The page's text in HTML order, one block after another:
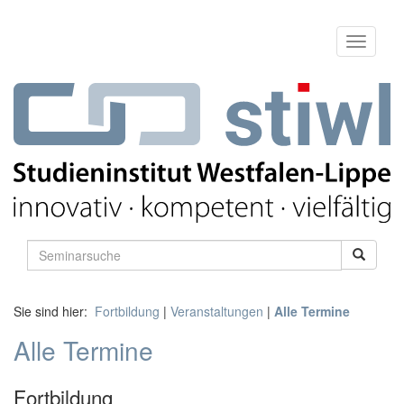
Sie sind hier: Fortbildung | Veranstaltungen | Alle Termine
Alle Termine
Fortbildung